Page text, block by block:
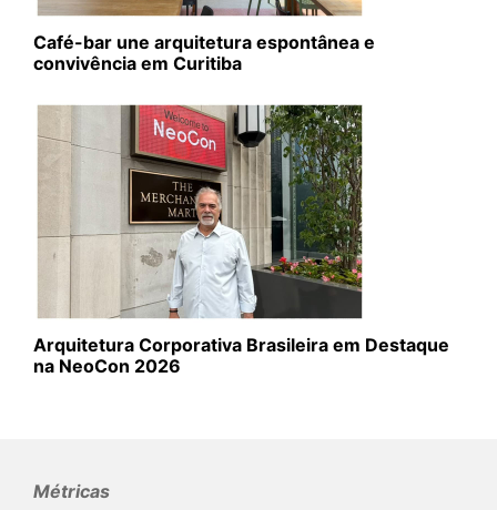
Café-bar une arquitetura espontânea e
convivência em Curitiba
Arquitetura Corporativa Brasileira em Destaque
na NeoCon 2026
Métricas